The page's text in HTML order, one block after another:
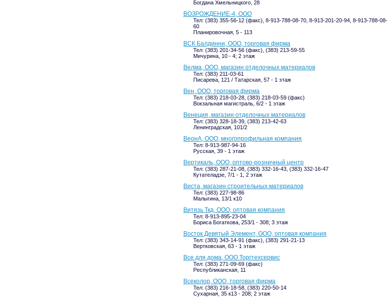
Богдана Хмельницкого, 28
ВОЗРОЖДЕНИЕ-4, ООО
Тел: (383) 355-56-12 (факс), 8-913-788-08-70, 8-913-201-20-94, 8-913-788-08-
60
Планировочная, 5 - 113
ВСК Балдинни, ООО, торговая фирма
Тел: (383) 201-34-56 (факс), (383) 213-59-55
Мичурина, 10 - 4; 2 этаж
Велма, ООО, магазин отделочных материалов
Тел: (383) 211-03-61
Писарева, 121 / Татарская, 57 - 1 этаж
Вен, ООО, торговая фирма
Тел: (383) 218-03-28, (383) 218-03-59 (факс)
Вокзальная магистраль, 6/2 - 1 этаж
Венеция, магазин отделочных материалов
Тел: (383) 328-18-39, (383) 213-42-63
Ленинградская, 101/2
ВеонА, ООО, многопрофильная компания
Тел: 8-913-987-94-16
Русская, 39 - 1 этаж
Вертикаль, ООО, оптово-розничный центр
Тел: (383) 287-21-08, (383) 332-16-43, (383) 332-16-47
Кутателадзе, 7/1 - 1, 2 этаж
Виста, магазин строительных материалов
Тел: (383) 227-98-86
Малыгина, 13/1 к10
Витязь Ткд, ООО, оптовая компания
Тел: 8-913-895-23-04
Бориса Богаткова, 253/1 - 308; 3 этаж
Восток Девятый Элемент, ООО, оптовая компания
Тел: (383) 343-14-91 (факс), (383) 291-21-13
Вертковская, 63 - 1 этаж
Все для дома, ООО Торгтехсервис
Тел: (383) 271-09-69 (факс)
Республиканская, 11
Всеколор, ООО, торговая фирма
Тел: (383) 216-18-58, (383) 220-50-14
Сухарная, 35 к13 - 208; 2 этаж